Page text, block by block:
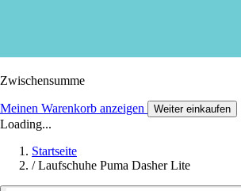
Zwischensumme
Meinen Warenkorb anzeigen Weiter einkaufen
Loading...
Startseite
/ Laufschuhe Puma Dasher Lite